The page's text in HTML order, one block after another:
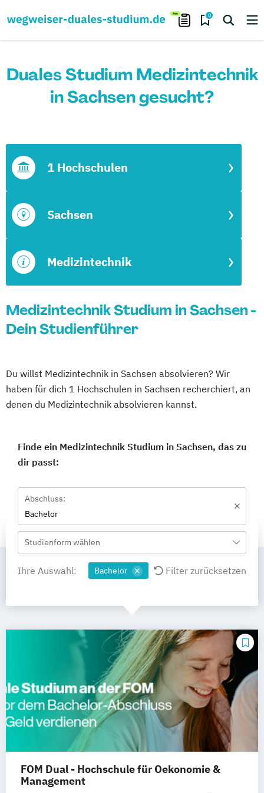
0
Duales Studium Medizintechnik
in Sachsen gesucht?
Medizintechnik
Sachsen
1 Hochschulen
Medizintechnik Studium in Sachsen -
Dein Studienführer
Du willst Medizintechnik in Sachsen absolvieren? Wir
haben für dich 1 Hochschulen in Sachsen recherchiert, an
denen du Medizintechnik absolvieren kannst.
Finde ein Medizintechnik Studium in Sachsen, das zu
dir passt:
Abschluss:
Bachelor
Studienform wählen
Ihre Auswahl: Bachelor Filter zurücksetzen
FOM Dual - Hochschule für Oekonomie &
Management